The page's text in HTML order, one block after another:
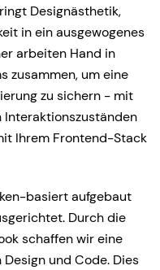
Designästhetik,
in ein ausgewogenes
arbeiten Hand in
zusammen, um eine
zu sichern - mit
Interaktionszuständen
Ihrem Frontend-Stack
basiert aufgebaut
Durch die
schaffen wir eine
und Code. Dies